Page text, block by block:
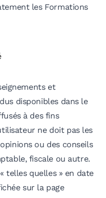
les Formations
et
disponibles dans le
à des fins
ne doit pas les
ou des conseils
fiscale ou autre.
telles quelles » en date
sur la page